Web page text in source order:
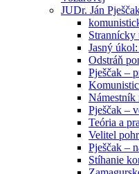
JUDr. Ján
Strannícky
Jasný
Odstráň
Pješčak –
Námestník
Pješčak –
Teória a
Velitel
Pješčak –
Stíhanie